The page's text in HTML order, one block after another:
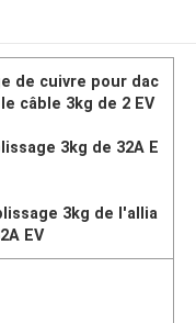
de cuivre pour dac
câble 3kg de 2 EV
3kg de 32A E
3kg de l'allia
EV